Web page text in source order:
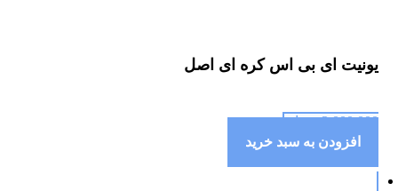
یونیت ای بی اس کره ای اصل
2,000,000 تومان
افزودن به سبد خرید